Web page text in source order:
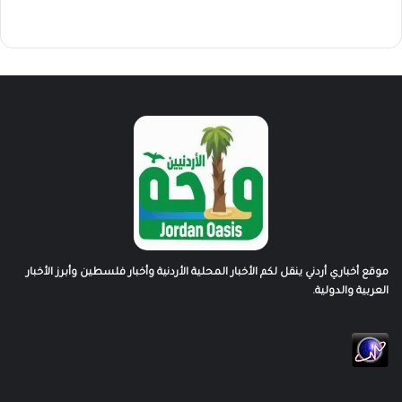
موقع أخباري أردني ينقل لكم الأخبار المحلية الأردنية وأخبار فلسطين وأبرز الأخبار
العربية والدولية.